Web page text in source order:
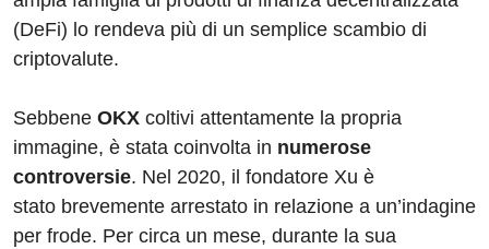
(DeFi) lo rendeva più di un semplice scambio di
criptovalute.
Sebbene OKX coltivi attentamente la propria
immagine, è stata coinvolta in numerose
controversie. Nel 2020, il fondatore Xu è
stato brevemente arrestato in relazione a un’indagine
per frode. Per circa un mese, durante la sua